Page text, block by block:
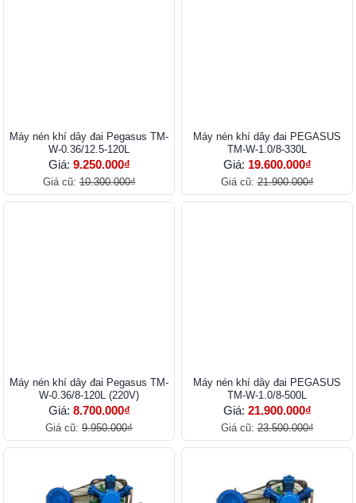
Máy nén khí dây đai Pegasus TM-
W-0.36/12.5-120L
Giá: 9.250.000₫
Giá cũ:10.300.000₫
Máy nén khí dây đai PEGASUS
TM-W-1.0/8-330L
Giá: 19.600.000₫
Giá cũ:21.900.000₫
Máy nén khí dây đai Pegasus TM-
W-0.36/8-120L (220V)
Giá: 8.700.000₫
Giá cũ: 9.950.000₫
Máy nén khí dây đai PEGASUS
TM-W-1.0/8-500L
Giá: 21.900.000₫
Giá cũ:23.500.000₫